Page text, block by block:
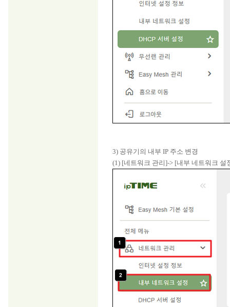
3) 공유기의 내부 IP 주소 변경
(1) [네트워크 관리]-> [내부 네트워크 설